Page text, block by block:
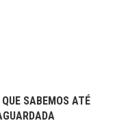
SABEMOS ATÉ